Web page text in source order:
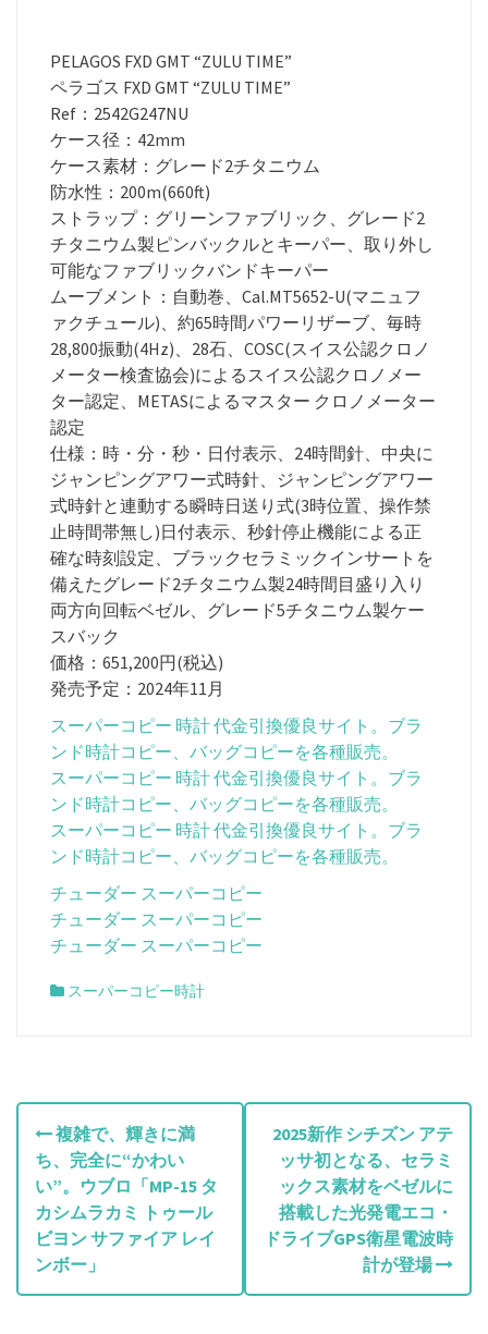
PELAGOS FXD GMT “ZULU TIME”
ペラゴス FXD GMT “ZULU TIME”
Ref：2542G247NU
ケース径：42mm
ケース素材：グレード2チタニウム
防水性：200m(660ft)
ストラップ：グリーンファブリック、グレード2
チタニウム製ピンバックルとキーパー、取り外し
可能なファブリックバンドキーパー
ムーブメント：自動巻、Cal.MT5652-U(マニュフ
ァクチュール)、約65時間パワーリザーブ、毎時
28,800振動(4Hz)、28石、COSC(スイス公認クロノ
メーター検査協会)によるスイス公認クロノメー
ター認定、METASによるマスター クロノメーター
認定
仕様：時・分・秒・日付表示、24時間針、中央に
ジャンピングアワー式時針、ジャンピングアワー
式時針と連動する瞬時日送り式(3時位置、操作禁
止時間帯無し)日付表示、秒針停止機能による正
確な時刻設定、ブラックセラミックインサートを
備えたグレード2チタニウム製24時間目盛り入り
両方向回転ベゼル、グレード5チタニウム製ケー
スバック
価格：651,200円(税込)
発売予定：2024年11月
スーパーコピー 時計 代金引換優良サイト。ブラ
ンド時計コピー、バッグコピーを各種販売。
スーパーコピー 時計 代金引換優良サイト。ブラ
ンド時計コピー、バッグコピーを各種販売。
スーパーコピー 時計 代金引換優良サイト。ブラ
ンド時計コピー、バッグコピーを各種販売。
チューダー スーパーコピー
チューダー スーパーコピー
チューダー スーパーコピー
スーパーコピー時計
投
稿
ナ
ビ
ゲ
複雑で、輝きに満
ち、完全に“かわい
い”。ウブロ「MP-15 タ
カシムラカミ トゥール
ビヨン サファイア レイ
ンボー」
2025新作 シチズン アテ
ッサ初となる、セラミ
ックス素材をベゼルに
搭載した光発電エコ・
ドライブGPS衛星電波時
計が登場